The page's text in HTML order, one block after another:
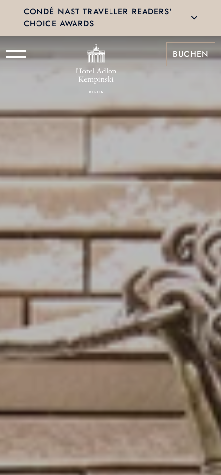
CONDÉ NAST TRAVELLER READERS'
CHOICE AWARDS
BUCHEN